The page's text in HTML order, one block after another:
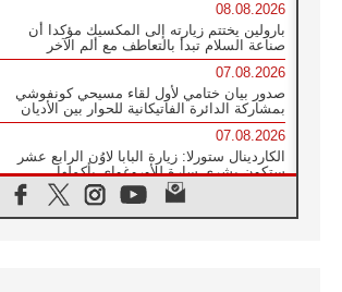
08.08.2026
بارولين يختتم زيارته إلى المكسيك مؤكدا أن
صناعة السلام تبدأ بالتعاطف مع ألم الآخر
07.08.2026
صدور بيان ختامي لأول لقاء مسيحي كونفوشي
بمشاركة الدائرة الفاتيكانية للحوار بين الأديان
07.08.2026
الكاردينال ستورلا: زيارة البابا لاوُن الرابع عشر
ستكون بشرى سارة للأوروغواي بأكملها
الفاتيكان يعلن برنامج الزيارة الرسولية للبابا لاوُن